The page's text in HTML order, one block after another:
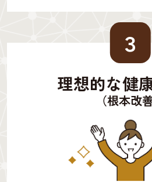
３
理想的な健
（根本改善